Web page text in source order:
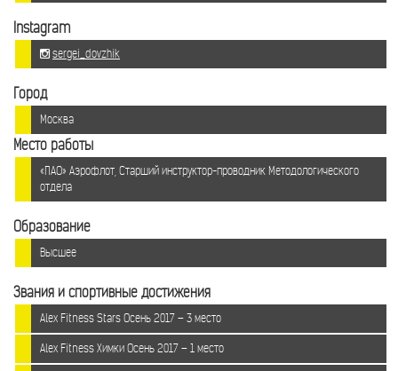
Instagram
sergei_dovzhik
Город
Москва
Место работы
«ПАО» Аэрофлот, Старший инструктор-проводник Методологического
отдела
Образование
Высшее
Звания и спортивные достижения
Alex Fitness Stars Осень 2017 – 3 место
Alex Fitness Химки Осень 2017 – 1 место